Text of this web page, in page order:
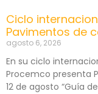
Ciclo
Pavimentos de
agosto 6, 2026
En su ciclo
Procemco presenta
12 de agosto “Guía